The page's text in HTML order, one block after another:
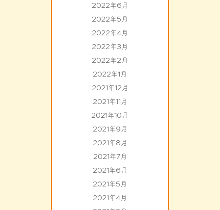
2022年6月
2022年5月
2022年4月
2022年3月
2022年2月
2022年1月
2021年12月
2021年11月
2021年10月
2021年9月
2021年8月
2021年7月
2021年6月
2021年5月
2021年4月